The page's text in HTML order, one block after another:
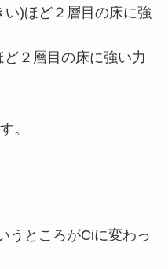
)ほど２層目の床に強
２層目の床に強い力
。
うところがCiに変わっ